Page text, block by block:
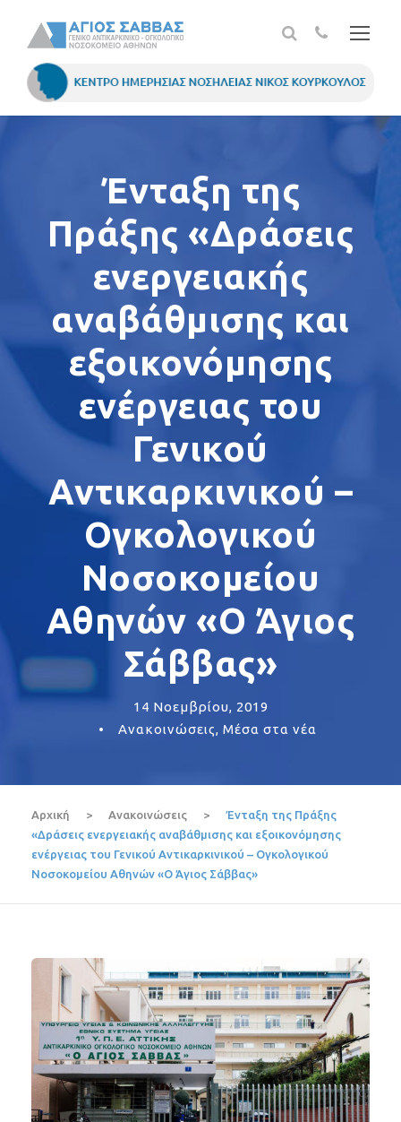
Ένταξη της
Πράξης «Δράσεις
ενεργειακής
αναβάθμισης και
εξοικονόμησης
ενέργειας του
Γενικού
Αντικαρκινικού –
Ογκολογικού
Νοσοκομείου
Αθηνών «Ο Άγιος
Σάββας»
14 Νοεμβρίου, 2019
•
Ανακοινώσεις, Μέσα στα νέα
Αρχική > Ανακοινώσεις >
Ένταξη της Πράξης
«Δράσεις ενεργειακής αναβάθμισης και εξοικονόμησης
ενέργειας του Γενικού Αντικαρκινικού – Ογκολογικού
Νοσοκομείου Αθηνών «Ο Άγιος Σάββας»